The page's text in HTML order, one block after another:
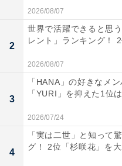
2026/08/07
2
世界で活躍できると思
レント」ランキング！ 2
2026/08/07
3
「HANA」の好きなメ
「YURI」を抑えた1位
2026/07/24
4
「実は二世」と知って
グ！ 2位「杉咲花」を